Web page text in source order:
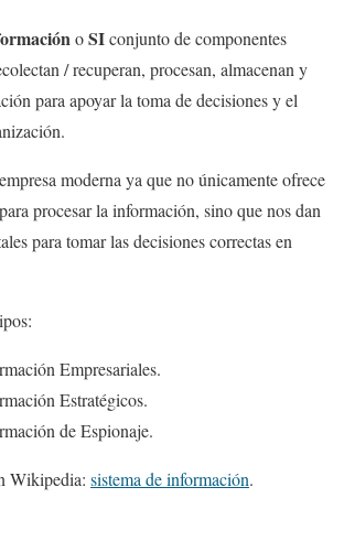
oSIconjunto de componentes
/ recuperan, procesan, almacenan y
para apoyar la toma de decisiones y el
moderna ya que no únicamente ofrece
procesar la información, sino que nos dan
para tomar las decisiones correctas en
Empresariales.
Estratégicos.
de Espionaje.
Wikipedia: sistema de información.